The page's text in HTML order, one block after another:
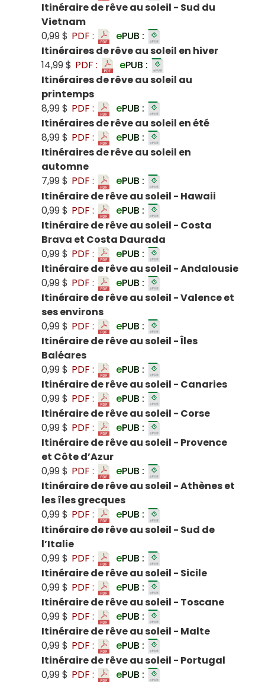
Itinéraire de rêve au soleil - Sud du
Vietnam
0,99 $ PDF : ePUB :
Itinéraires de rêve au soleil en hiver
14,99 $ PDF : ePUB :
Itinéraires de rêve au soleil au
printemps
8,99 $ PDF : ePUB :
Itinéraires de rêve au soleil en été
8,99 $ PDF : ePUB :
Itinéraires de rêve au soleil en
automne
7,99 $ PDF : ePUB :
Itinéraire de rêve au soleil - Hawaii
0,99 $ PDF : ePUB :
Itinéraire de rêve au soleil - Costa
Brava et Costa Daurada
0,99 $ PDF : ePUB :
Itinéraire de rêve au soleil - Andalousie
0,99 $ PDF : ePUB :
Itinéraire de rêve au soleil - Valence et
ses environs
0,99 $ PDF : ePUB :
Itinéraire de rêve au soleil - Îles
Baléares
0,99 $ PDF : ePUB :
Itinéraire de rêve au soleil - Canaries
0,99 $ PDF : ePUB :
Itinéraire de rêve au soleil - Corse
0,99 $ PDF : ePUB :
Itinéraire de rêve au soleil - Provence
et Côte d’Azur
0,99 $ PDF : ePUB :
Itinéraire de rêve au soleil - Athènes et
les îles grecques
0,99 $ PDF : ePUB :
Itinéraire de rêve au soleil - Sud de
l’Italie
0,99 $ PDF : ePUB :
Itinéraire de rêve au soleil - Sicile
0,99 $ PDF : ePUB :
Itinéraire de rêve au soleil - Toscane
0,99 $ PDF : ePUB :
Itinéraire de rêve au soleil - Malte
0,99 $ PDF : ePUB :
Itinéraire de rêve au soleil - Portugal
0,99 $ PDF : ePUB :